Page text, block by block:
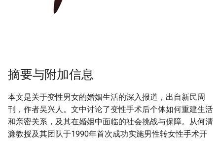
摘要与附加信息
本文是关于变性男女的婚姻生活的深入报道，出自新民周
刊，作者吴兴人。文中讨论了变性手术后个体如何重建生活
和亲密关系，及其在婚姻中面临的社会挑战与保障。从何清
濂教授及其团队于1990年首次成功实施男性转女性手术开